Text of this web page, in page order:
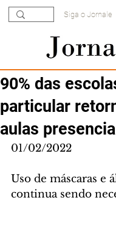
Siga o Jornale
90% das
particular
aulas
01/02/2022
Uso de máscaras e
continua sendo